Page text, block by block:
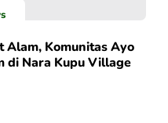
Alam, Komunitas Ayo
di Nara Kupu Village